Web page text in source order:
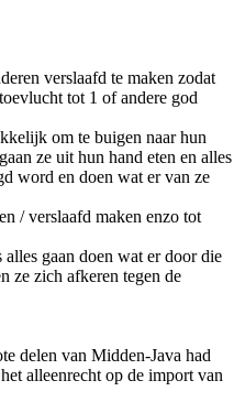
verslaafd te maken zodat
tot 1 of andere god
om te buigen naar hun
ze uit hun hand eten en alles
word en doen wat er van ze
/ verslaafd maken enzo tot
gaan doen wat er door die
ze zich afkeren tegen de
delen van Midden-Java had
alleenrecht op de import van